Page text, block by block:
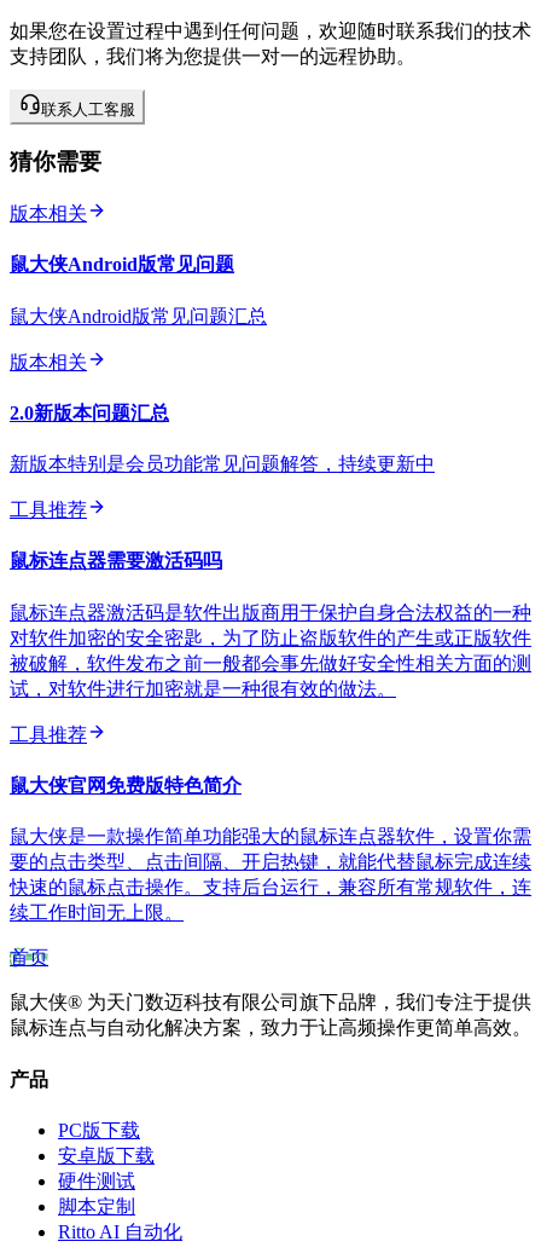
如果您在设置过程中遇到任何问题，欢迎随时联系我们的技术
支持团队，我们将为您提供一对一的远程协助。
联系人工客服
猜你需要
版本相关
鼠大侠Android版常见问题
鼠大侠Android版常见问题汇总
版本相关
2.0新版本问题汇总
新版本特别是会员功能常见问题解答，持续更新中
工具推荐
鼠标连点器需要激活码吗
鼠标连点器激活码是软件出版商用于保护自身合法权益的一种
对软件加密的安全密匙，为了防止盗版软件的产生或正版软件
被破解，软件发布之前一般都会事先做好安全性相关方面的测
试，对软件进行加密就是一种很有效的做法。
工具推荐
鼠大侠官网免费版特色简介
鼠大侠是一款操作简单功能强大的鼠标连点器软件，设置你需
要的点击类型、点击间隔、开启热键，就能代替鼠标完成连续
快速的鼠标点击操作。支持后台运行，兼容所有常规软件，连
续工作时间无上限。
首页
鼠大侠® 为天门数迈科技有限公司旗下品牌，我们专注于提供
鼠标连点与自动化解决方案，致力于让高频操作更简单高效。
产品
PC版下载
安卓版下载
硬件测试
脚本定制
Ritto AI 自动化